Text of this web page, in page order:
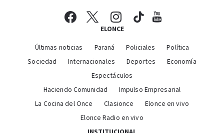
ELONCE
Últimas noticias Paraná Policiales
Política
Sociedad
Internacionales Deportes
Economía
Espectáculos
Haciendo Comunidad
Impulso Empresarial
La Cocina del Once
Clasionce
Elonce en vivo
Elonce Radio en vivo